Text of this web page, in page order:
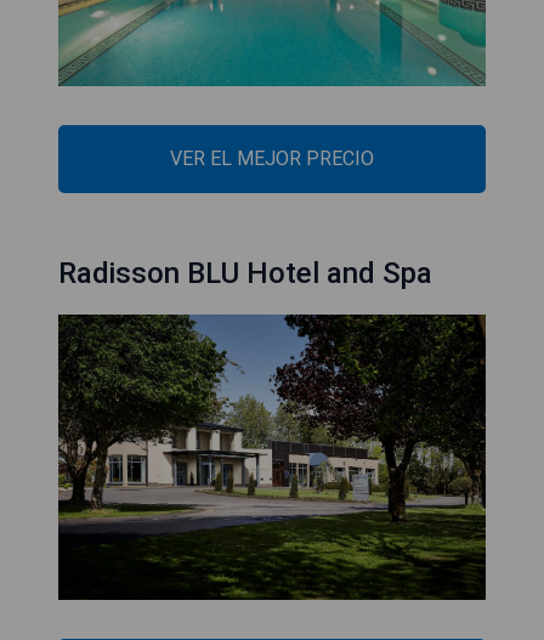
VER EL MEJOR PRECIO
Radisson BLU Hotel and Spa